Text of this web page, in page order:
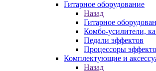
Гитарное оборудование
Назад
Гитарное
Комбо-усилители,
Педали эффектов
Процессоры
Комплектующие и
Назад